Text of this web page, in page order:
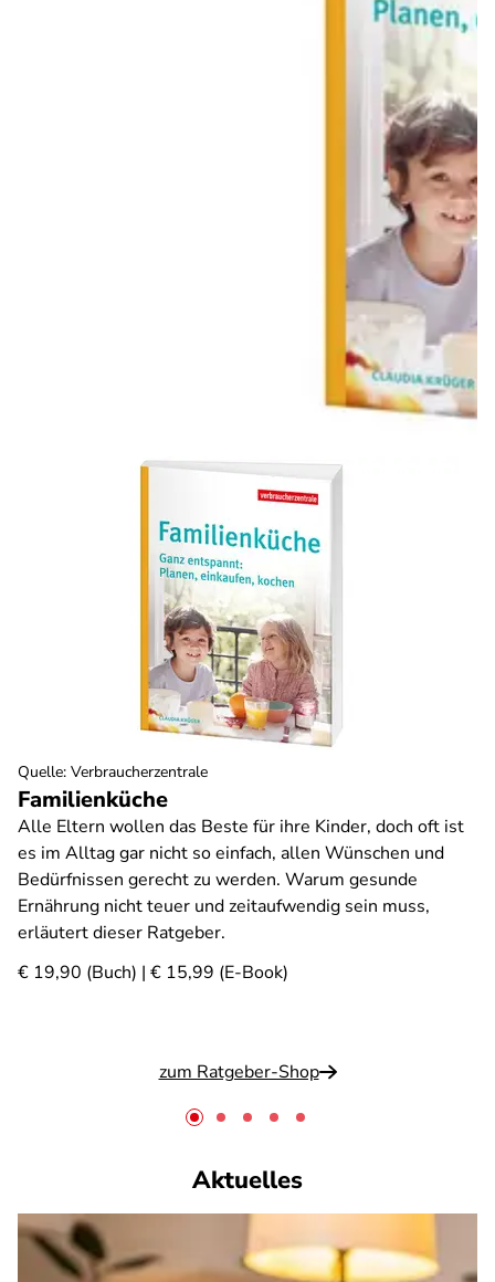
Familienküche
Alle Eltern wollen das Beste für ihre Kinder, doch oft ist
es im Alltag gar nicht so einfach, allen Wünschen und
Bedürfnissen gerecht zu werden. Warum gesunde
Ernährung nicht teuer und zeitaufwendig sein muss,
erläutert dieser Ratgeber.
€ 19,90 (Buch) | € 15,99 (E-Book)
zum Ratgeber-Shop
Quelle: Verbraucherzentrale
Aktuelles